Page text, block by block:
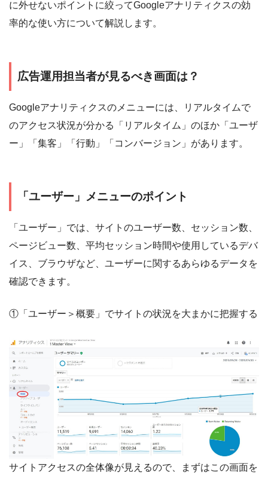
に外せないポイントに絞ってGoogleアナリティクスの効
率的な使い方について解説します。
広告運用担当者が見るべき画面は？
Googleアナリティクスのメニューには、リアルタイムで
のアクセス状況が分かる「リアルタイム」のほか「ユーザ
ー」「集客」「行動」「コンバージョン」があります。
「ユーザー」メニューのポイント
「ユーザー」では、サイトのユーザー数、セッション数、
ページビュー数、平均セッション時間や使用しているデバ
イス、ブラウザなど、ユーザーに関するあらゆるデータを
確認できます。
①「ユーザー＞概要」でサイトの状況を大まかに把握する
サイトアクセスの全体像が見えるので、まずはこの画面を